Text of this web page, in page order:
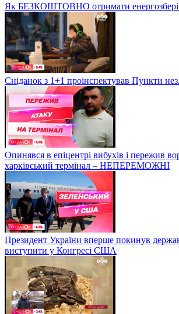
Як БЕЗКОШТОВНО отримати
Сніданок з 1+1 проінспектував Пункти
Опинявся в епіцентрі вибухів і пережив
харківський термінал – НЕПЕРЕМОЖНІ
Президент України вперше покинув
виступити у Конгресі США